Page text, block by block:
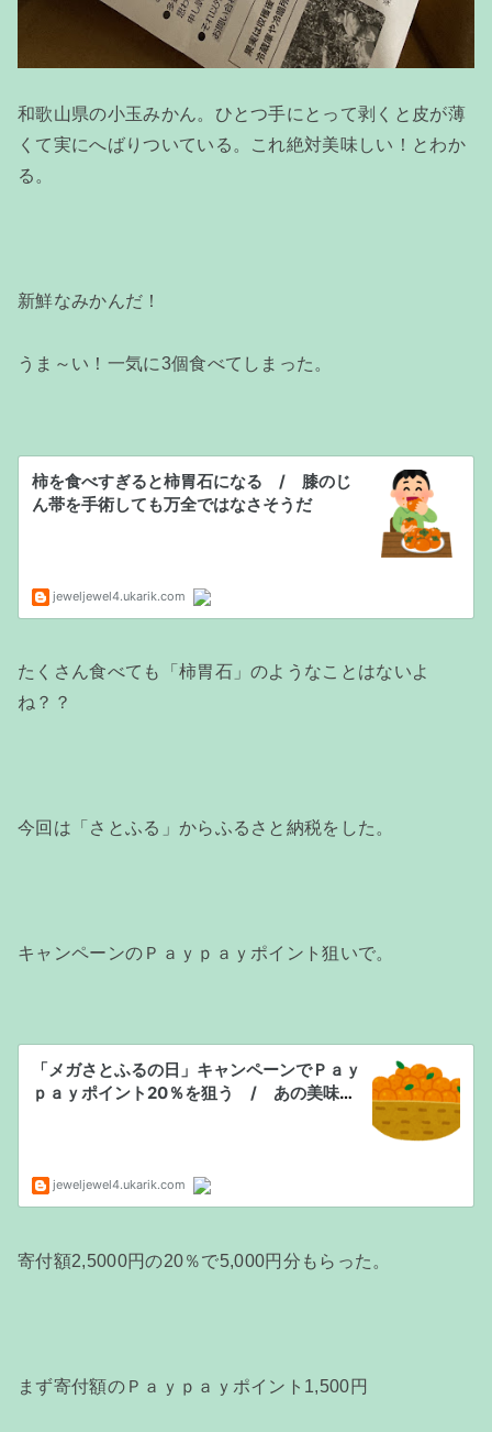
和歌山県の小玉みかん。ひとつ手にとって剥くと皮が薄
くて実にへばりついている。これ絶対美味しい！とわか
る。
新鮮なみかんだ！
うま～い！一気に3個食べてしまった。
たくさん食べても「柿胃石」のようなことはないよ
ね？？
今回は「さとふる」からふるさと納税をした。
キャンペーンのＰａｙｐａｙポイント狙いで。
寄付額2,5000円の20％で5,000円分もらった。
まず寄付額のＰａｙｐａｙポイント1,500円